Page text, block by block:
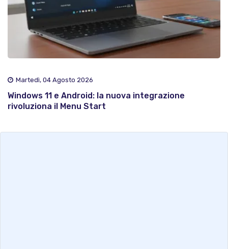
Martedì, 04 Agosto 2026
Windows 11 e Android: la nuova integrazione
rivoluziona il Menu Start